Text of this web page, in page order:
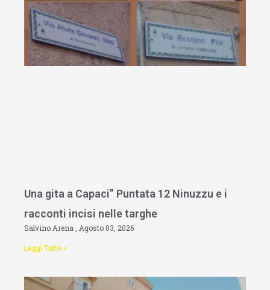
Una gita a Capaci” Puntata 12 Ninuzzu e i
racconti incisi nelle targhe
Salvino Arena Agosto 03, 2026
Leggi Tutto »